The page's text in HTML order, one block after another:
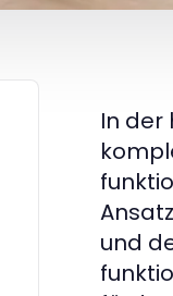
In der
und